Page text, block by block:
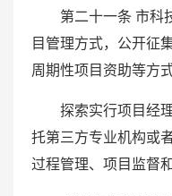
第二十一条 市科技
目管理方式，公开征
周期性项目资助等方
探索实行项目经理
托第三方专业机构或
过程管理、项目监督